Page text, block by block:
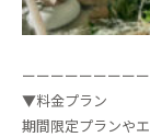
ーーーーーーーー
▼料金プラン
期間限定プランや